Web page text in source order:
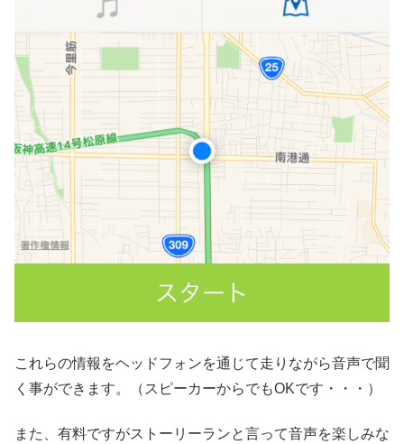
これらの情報をヘッドフォンを通じて走りながら音声で聞
く事ができます。（スピーカーからでもOKです・・・）
また、有料ですがストーリーランと言って音声を楽しみな